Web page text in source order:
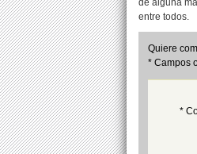
entre todos.
Quiere
* Campos
*